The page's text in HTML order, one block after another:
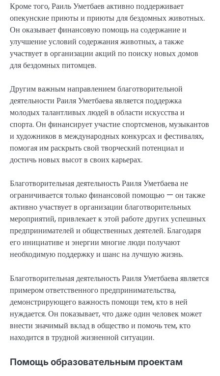
Кроме того, Раиль Уметбаев активно поддерживает
опекунские приюты и приюты для бездомных животных.
Он оказывает финансовую помощь на содержание и
улучшение условий содержания животных, а также
участвует в организации акций по поиску новых домов
для бездомных питомцев.
Другим важным направлением благотворительной
деятельности Раиля Уметбаева является поддержка
молодых талантливых людей в области искусства и
спорта. Он финансирует участие спортсменов, музыкантов
и художников в международных конкурсах и фестивалях,
помогая им раскрыть свой творческий потенциал и
достичь новых высот в своих карьерах.
Благотворительная деятельность Раиля Уметбаева не
ограничивается только финансовой помощью — он также
активно участвует в организации благотворительных
мероприятий, привлекает к этой работе других успешных
предпринимателей и общественных деятелей. Благодаря
его инициативе и энергии многие люди получают
необходимую поддержку и шанс на лучшую жизнь.
Благотворительная деятельность Раиля Уметбаева является
примером ответственного предпринимательства,
демонстрирующего важность помощи тем, кто в ней
нуждается. Он показывает, что даже один человек может
внести значимый вклад в общество и помочь тем, кто
находится в трудной жизненной ситуации.
Помощь образовательным проектам